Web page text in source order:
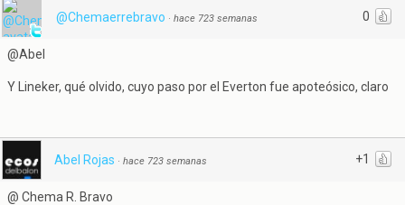
0
@Chemaerrebravo · hace 723 semanas
@Abel
Y Lineker, qué olvido, cuyo paso por el Everton fue apoteósico, claro
+1
Abel Rojas · hace 723 semanas
@ Chema R. Bravo